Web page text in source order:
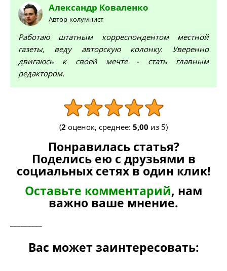
Александр Коваленко
Автор-колумнист
Работаю штатным корреспондентом местной
газеты, веду авторскую колонку. Уверенно
двигаюсь к своей мечте - стать главным
редактором.
(2 оценок, среднее: 5,00 из 5)
Понравилась статья?
Поделись ею с друзьями в
социальных сетях в один клик!
Оставьте комментарий, нам
важно ваше мнение.
Вас может заинтересовать: